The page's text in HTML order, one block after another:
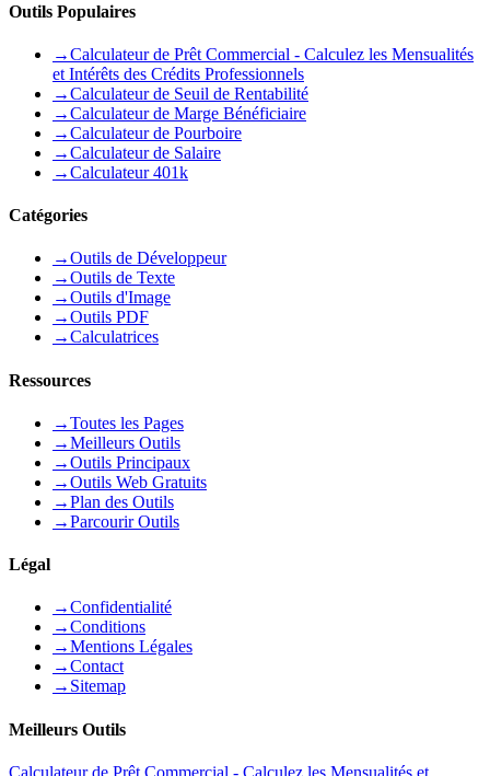
Outils Populaires
→Calculateur de Prêt Commercial - Calculez les Mensualités
et Intérêts des Crédits Professionnels
→Calculateur de Seuil de Rentabilité
→Calculateur de Marge Bénéficiaire
→Calculateur de Pourboire
→Calculateur de Salaire
→Calculateur 401k
Catégories
→Outils de Développeur
→Outils de Texte
→Outils d'Image
→Outils PDF
→Calculatrices
Ressources
→Toutes les Pages
→Meilleurs Outils
→Outils Principaux
→Outils Web Gratuits
→Plan des Outils
→Parcourir Outils
Légal
→Confidentialité
→Conditions
→Mentions Légales
→Contact
→ Sitemap
Meilleurs Outils
Calculateur de Prêt Commercial - Calculez les Mensualités et